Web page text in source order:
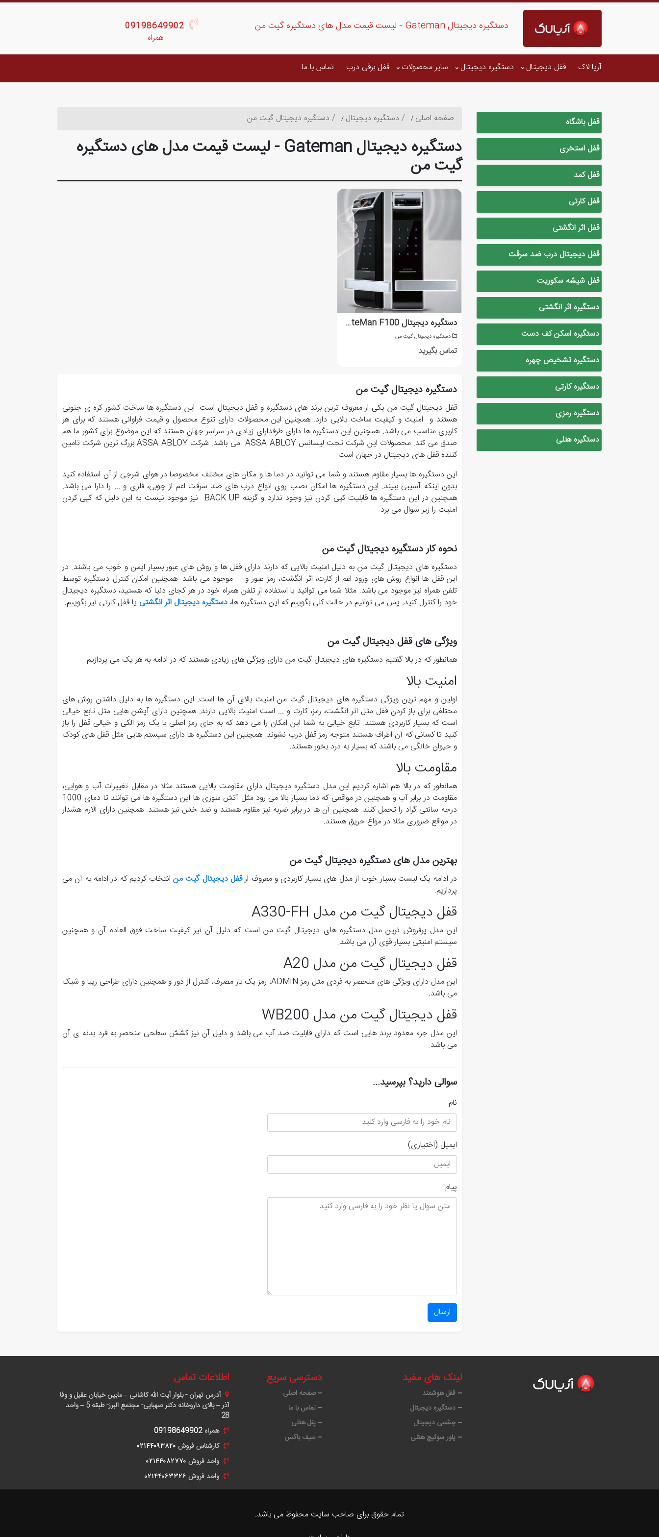
دستگیره دیجیتال Gateman - لیست قیمت مدل های دستگیره گیت من
09198649902
همراه
آریا لاک قفل دیجیتال دستگیره دیجیتال سایر محصولات قفل برقی درب تماس با ما
صفحه اصلی دستگیره دیجیتال دستگیره دیجیتال گیت من
دستگیره دیجیتال Gateman - لیست قیمت مدل های دستگیره
گیت من
دستگیره دیجیتال GateMan F100
دستگیره دیجیتال گیت من
تماس بگیرید
دستگیره دیجیتال گیت من
قفل دیجیتال گیت من یکی از معروف ترین برند های دستگیره و قفل دیجیتال است. این دستگیره ها ساخت کشور کره ی جنوبی
هستند و امنیت و کیفیت ساخت بالایی دارد. همچنین این محصولات دارای تنوع محصول و قیمت فراوانی هستند که برای هر
کاربری مناسب می باشد. همچنین این دستگیره ها دارای طرفدارای زیادی در سراسر جهان هستند که این موضوع برای کشور ما هم
صدق می کند. محصولات این شرکت تحت لیسانس ASSA ABLOY می باشد. شرکت ASSA ABLOY بزرگ ترین شرکت تامین
کننده قفل های دیجیتال در جهان است.
این دستگیره ها بسیار مقاوم هستند و شما می توانید در دما ها و مکان های مختلف مخصوصا در هوای شرجی از آن استفاده کنید
بدون اینکه آسیبی ببیند. این دستگیره ها امکان نصب روی انواع درب های ضد سرقت اعم از چوبی، فلزی و ... را دارا می باشد.
همچنین در این دستگیره ها قابلیت کپی کردن نیز وجود ندارد و گزینه BACK UP نیز موجود نیست به این دلیل که کپی کردن
امنیت را زیر سوال می برد.
نحوه کار دستگیره دیجیتال گیت من
دستگیره های دیجیتال گیت من به دلیل امنیت بالایی که دارند دارای قفل ها و روش های عبور بسیار ایمن و خوب می باشند. در
این قفل ها انواع روش های ورود اعم از کارت، اثر انگشت، رمز عبور و ... موجود می باشد. همچنین امکان کنترل دستگیره توسط
تلفن همراه نیز موجود می باشد. مثلا شما می توانید با استفاده از تلفن همراه خود در هر کجای دنیا که هستید، دستگیره دیجیتال
خود را کنترل کنید. پس می توانیم در حالت کلی بگوییم که این دستگیره ها، دستگیره دیجیتال اثر انگشتی یا قفل کارتی نیز بگوییم.
ویژگی های قفل دیجیتال گیت من
همانطور که در بالا گفتیم دستگیره های دیجیتال گیت من دارای ویژگی های زیادی هستند که در ادامه به هر یک می پردازیم
امنیت بالا
اولین و مهم ترین ویژگی دستگیره های دیجیتال گیت من امنیت بالای آن ها است. این دستگیره ها به دلیل داشتن روش های
مختلفی برای باز کردن قفل مثل اثر انگشت، رمز، کارت و ... است امنیت بالایی دارند. همچنین دارای آپشن هایی مثل تابع خیالی
است که بسیار کاربردی هستند. تابع خیالی به شما این امکان را می دهد که به جای رمز اصلی با یک رمز الکی و خیالی قفل را باز
کنید تا کسانی که آن اطراف هستند متوجه رمز قفل درب نشوند. همچنین این دستگیره ها دارای سیستم هایی مثل قفل های کودک
و حیوان خانگی می باشند که بسیار به درد بخور هستند.
مقاومت بالا
همانطور که در بالا هم اشاره کردیم این مدل دستگیره دیجیتال دارای مقاومت بالایی هستند مثلا در مقابل تغییرات آب و هوایی،
مقاومت در برابر آب و همچنین در مواقعی که دما بسیار بالا می رود مثل آتش سوزی ها این دستگیره ها می توانند تا دمای 1000
درجه سانتی گراد را تحمل کنند. همچنین آن ها در برابر ضربه نیز مقاوم هستند و ضد خش نیز هستند. همچنین دارای آلارم هشدار
در مواقع ضروری مثلا در مواغ حریق هستند.
بهترین مدل های دستگیره دیجیتال گیت من
در ادامه یک لیست بسیار خوب از مدل های بسیار کاربردی و معروف ازقفل دیجیتال گیت من انتخاب کردیم که در ادامه به آن می
پردازیم.
قفل دیجیتال گیت من مدل A330-FH
این مدل پرفروش ترین مدل دستگیره های دیجیتال گیت من است که دلیل آن نیز کیفیت ساخت فوق العاده آن و همچنین
سیستم امنیتی بسیار قوی آن می باشد.
قفل دیجیتال گیت من مدل A20
این مدل دارای ویژگی های منحصر به فردی مثل رمز ADMIN، رمز یک بار مصرف، کنترل از دور و همچنین دارای طراحی زیبا و شیک
می باشد.
قفل دیجیتال گیت من مدل WB200
این مدل جزء معدود برند هایی است که دارای قابلیت ضد آب می باشد و دلیل آن نیز کشش سطحی منحصر به فرد بدنه ی آن
می باشد.
سوالی دارید؟ بپرسید...
نام
ایمیل (اختیاری)
پیام
ارسال
قفل باشگاه
قفل استخری
قفل کمد
قفل کارتی
قفل اثر انگشتی
قفل دیجیتال درب ضد سرقت
قفل شیشه سکوریت
دستگیره اثر انگشتی
دستگیره اسکن کف دست
دستگیره تشخیص چهره
دستگیره کارتی
دستگیره رمزی
دستگیره هتلی
لینک های مفید
قفل هوشمند
دستگیره دیجیتال
چشمی دیجیتال
پاور سوئیچ هتلی
دسترسی سریع
صفحه اصلی
تماس با ما
پنل هتلی
سیف باکس
اطلاعات تماس
آدرستهران - بلوار آیت الله کاشانی – مابین خیابان عقیل و وفا
آذر – بالای داروخانه دکتر صهبایی- مجتمع البرز- طبقه 5 – واحد
28
همراه 09198649902
کارشناس فروش ٠٢١۴۴٠٩٣٨٢٠
واحد فروش ٠٢١۴۴٠٨٢٧٧٠
واحد فروش ٠٢١۴۴٠۶٣٣٢۶
تمام حقوق برای صاحب سایت محفوظ می باشد.